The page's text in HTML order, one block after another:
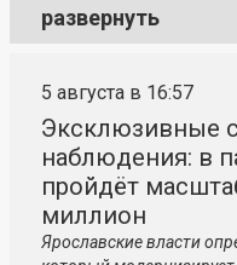
развернуть
5 августа в 16:57
Эксклюзивные
наблюдения: в
пройдёт
миллион
Ярославские власти